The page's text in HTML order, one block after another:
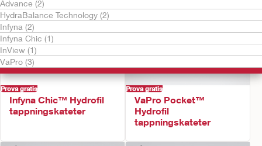
Advance (2)
HydraBalance Technology (2)
Infyna (2)
Infyna Chic (1)
InView (1)
VaPro (3)
Prova gratis
Infyna Chic™ Hydrofil
tappningskateter
Prova gratis
VaPro Pocket™
Hydrofil
tappningskateter